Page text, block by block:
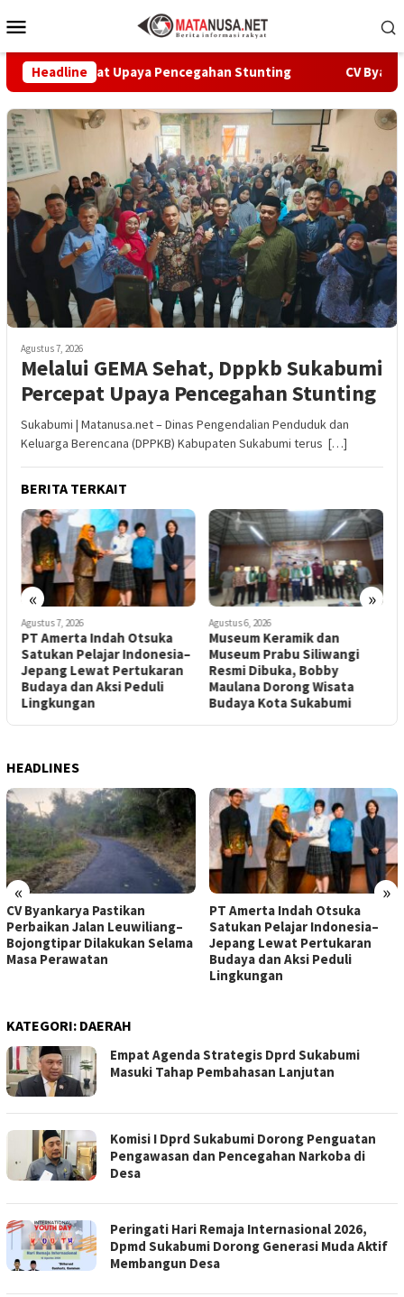
ke
Mobile
Headline
Upaya Pencegahan Stunting CV Byankarya
Agustus 7, 2026
Melalui GEMA Sehat, Dppkb Sukabumi
Percepat Upaya Pencegahan Stunting
Sukabumi | Matanusa.net – Dinas Pengendalian Penduduk dan
Keluarga Berencana (DPPKB) Kabupaten Sukabumi terus […]
BERITA TERKAIT
« »
Agustus 7, 2026
PT Amerta Indah Otsuka
Satukan Pelajar Indonesia–
Jepang Lewat Pertukaran
Budaya dan Aksi Peduli
Lingkungan
Agustus 6, 2026
Museum Keramik dan
Museum Prabu Siliwangi
Resmi Dibuka, Bobby
Maulana Dorong Wisata
Budaya Kota Sukabumi
HEADLINES
« »
CV Byankarya Pastikan
Perbaikan Jalan Leuwiliang–
Bojongtipar Dilakukan Selama
Masa Perawatan
PT Amerta Indah Otsuka
Satukan Pelajar Indonesia–
Jepang Lewat Pertukaran
Budaya dan Aksi Peduli
Lingkungan
KATEGORI: DAERAH
Empat Agenda Strategis Dprd Sukabumi
Masuki Tahap Pembahasan Lanjutan
Komisi I Dprd Sukabumi Dorong Penguatan
Pengawasan dan Pencegahan Narkoba di
Desa
Peringati Hari Remaja Internasional 2026,
Dpmd Sukabumi Dorong Generasi Muda Aktif
Membangun Desa